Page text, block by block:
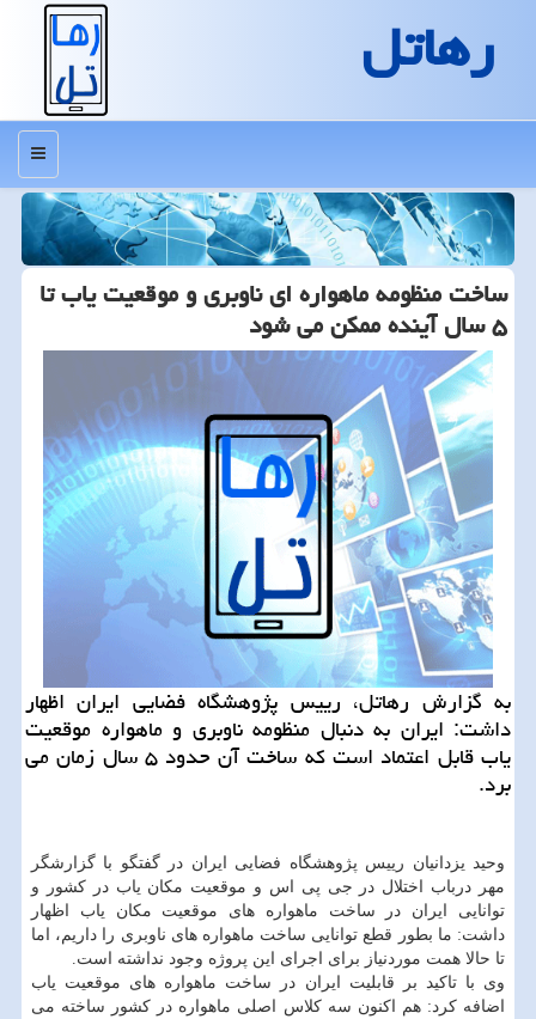
رهاتل
منو
ساخت منظومه ماهواره ای ناوبری و موقعیت یاب تا
۵ سال آینده ممکن می شود
به گزارش رهاتل، رییس پژوهشگاه فضایی ایران اظهار
داشت: ایران به دنبال منظومه ناوبری و ماهواره موقعیت
یاب قابل اعتماد است که ساخت آن حدود ۵ سال زمان می
برد.
وحید یزدانیان رییس پژوهشگاه فضایی ایران در گفتگو با گزارشگر
مهر درباب اختلال در جی پی اس و موقعیت مکان یاب در کشور و
توانایی ایران در ساخت ماهواره های موقعیت مکان یاب اظهار
داشت: ما بطور قطع توانایی ساخت ماهواره های ناوبری را داریم، اما
تا حالا همت موردنیاز برای اجرای این پروژه وجود نداشته است.
وی با تاکید بر قابلیت ایران در ساخت ماهواره های موقعیت یاب
اضافه کرد: هم اکنون سه کلاس اصلی ماهواره در کشور ساخته می